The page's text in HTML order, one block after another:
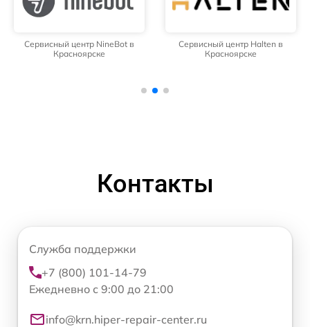
Сервисный центр NineBot в
Красноярске
Сервисный центр Halten в
Красноярске
Контакты
Служба поддержки
+7 (800) 101-14-79
Ежедневно с 9:00 до 21:00
info@krn.hiper-repair-center.ru